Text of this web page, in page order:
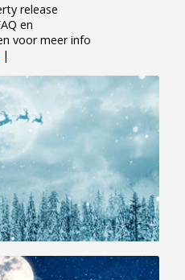
release
en
voor meer info
|